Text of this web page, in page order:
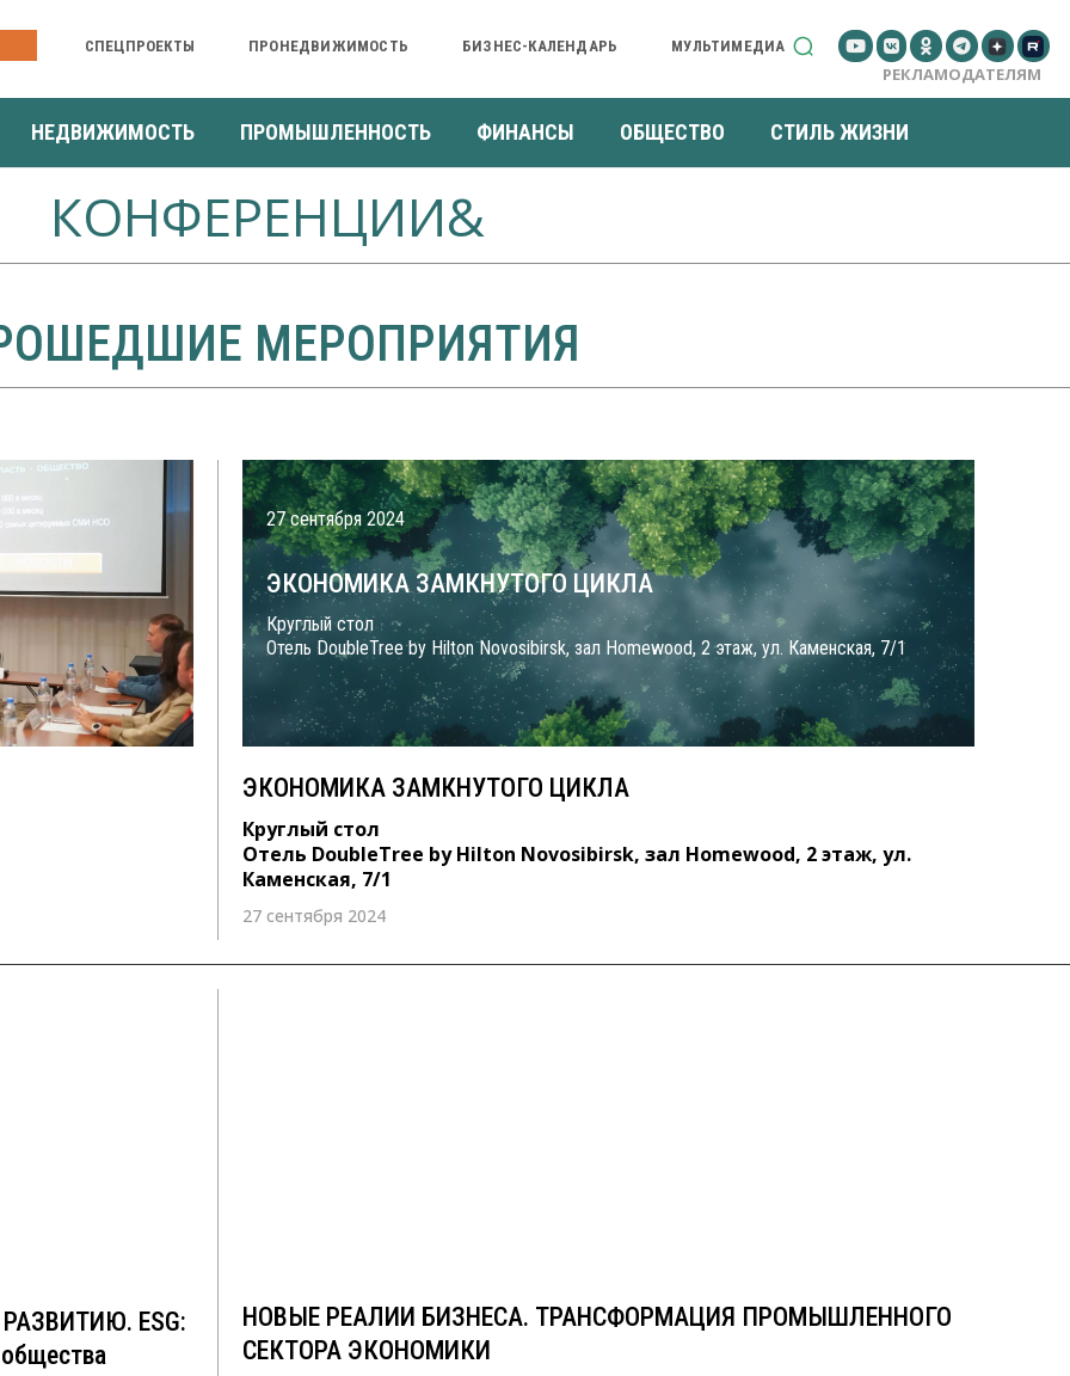
СПЕЦПРОЕКТЫ ПРОНЕДВИЖИМОСТЬ БИЗНЕС-КАЛЕНДАРЬ МУЛЬТИМЕДИА
РЕКЛАМОДАТЕЛЯМ
НЕДВИЖИМОСТЬ ПРОМЫШЛЕННОСТЬ ФИНАНСЫ ОБЩЕСТВО СТИЛЬ ЖИЗНИ
КОНФЕРЕНЦИИ&
МЕРОПРИЯТИЯ
27 сентября 2024
ЭКОНОМИКА ЗАМКНУТОГО ЦИКЛА
Круглый стол
Отель DoubleTree by Hilton Novosibirsk, зал Homewood, 2 этаж, ул. Каменская, 7/1
ЭКОНОМИКА ЗАМКНУТОГО ЦИКЛА
Круглый стол
Отель DoubleTree by Hilton Novosibirsk, зал Homewood, 2 этаж, ул.
Каменская, 7/1
27 сентября 2024
ESG:
НОВЫЕ РЕАЛИИ БИЗНЕСА. ТРАНСФОРМАЦИЯ ПРОМЫШЛЕННОГО
СЕКТОРА ЭКОНОМИКИ